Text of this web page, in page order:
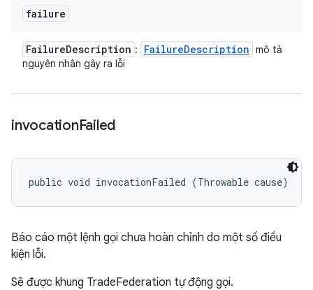
failure
FailureDescription : FailureDescription mô tả
nguyên nhân gây ra lỗi
invocationFailed
public void invocationFailed (Throwable cause)
Báo cáo một lệnh gọi chưa hoàn chỉnh do một số điều
kiện lỗi.
Sẽ được khung TradeFederation tự động gọi.